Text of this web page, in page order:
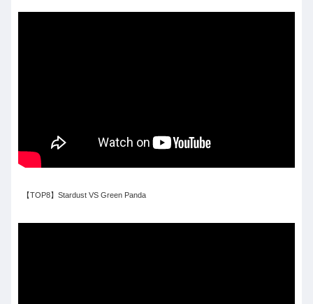
【TOP8】Stardust VS Green Panda